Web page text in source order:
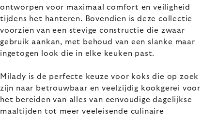
ontworpen voor maximaal comfort en veiligheid
tijdens het hanteren. Bovendien is deze collectie
voorzien van een stevige constructie die zwaar
gebruik aankan, met behoud van een slanke maar
ingetogen look die in elke keuken past.
Milady is de perfecte keuze voor koks die op zoek
zijn naar betrouwbaar en veelzijdig kookgerei voor
het bereiden van alles van eenvoudige dagelijkse
maaltijden tot meer veeleisende culinaire